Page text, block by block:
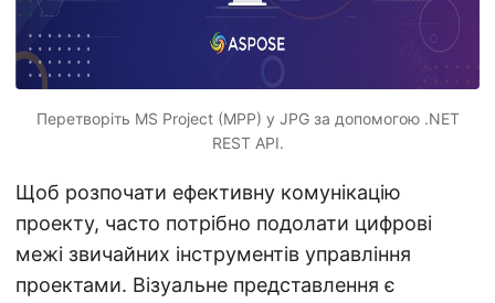
Перетворіть MS Project (MPP) у JPG за допомогою .NET
REST API.
Щоб розпочати ефективну комунікацію
проекту, часто потрібно подолати цифрові
межі звичайних інструментів управління
проектами. Візуальне представлення є